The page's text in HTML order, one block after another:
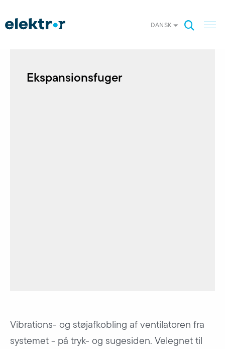
DANSK
Ekspansionsfuger
Vibrations- og støjafkobling af ventilatoren fra
systemet - på tryk- og sugesiden. Velegnet til